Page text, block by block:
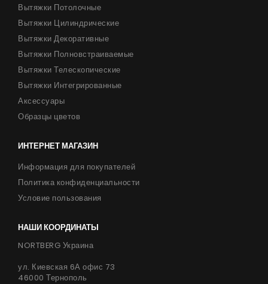
Вытяжки Потолочные
Вытяжки Цилиндрические
Вытяжки Декоративные
Вытяжки Полновстраиваемые
Вытяжки Телескопические
Вытяжки Интегрированные
Аксессуары
Образцы цветов
ИНТЕРНЕТ МАГАЗИН
Информация для покупателей
Политика конфиденциальности
Условие пользования
НАШИ КООРДИНАТЫ
NORTBERG Украина
ул. Киевская 6А офис 73
46000 Тернополь